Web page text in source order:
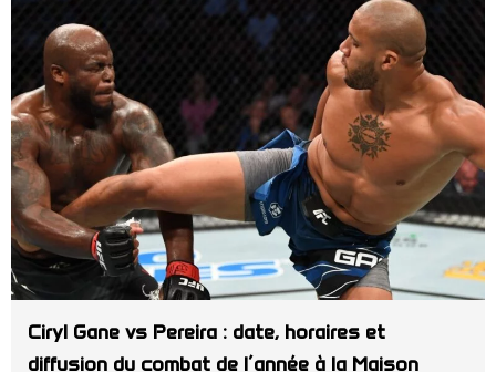
Ciryl Gane vs Pereira : date, horaires et
diffusion du combat de l’année à la Maison